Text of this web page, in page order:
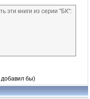
эти книги из серии "БК":
добавил бы)